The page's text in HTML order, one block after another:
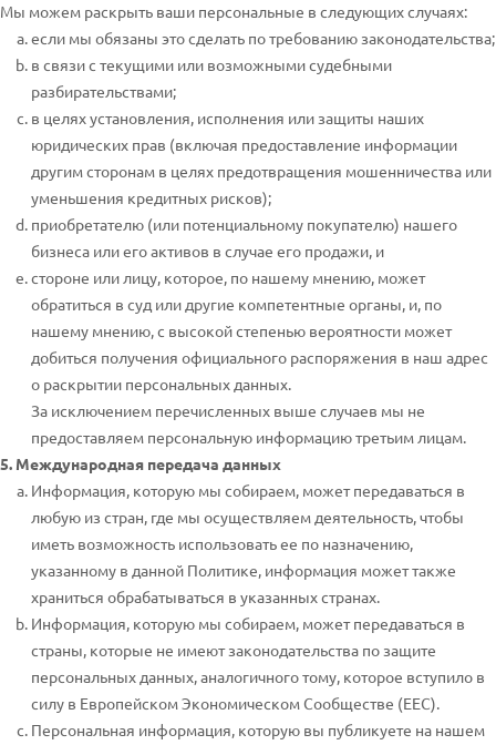
Мы можем раскрыть ваши персональные в следующих случаях:
если мы обязаны это сделать по требованию законодательства;
в связи с текущими или возможными судебными
разбирательствами;
в целях установления, исполнения или защиты наших
юридических прав (включая предоставление информации
другим сторонам в целях предотвращения мошенничества или
уменьшения кредитных рисков);
приобретателю (или потенциальному покупателю) нашего
бизнеса или его активов в случае его продажи, и
стороне или лицу, которое, по нашему мнению, может
обратиться в суд или другие компетентные органы, и, по
нашему мнению, с высокой степенью вероятности может
добиться получения официального распоряжения в наш адрес
о раскрытии персональных данных.
За исключением перечисленных выше случаев мы не
предоставляем персональную информацию третьим лицам.
5. Международная передача данных
Информация, которую мы собираем, может передаваться в
любую из стран, где мы осуществляем деятельность, чтобы
иметь возможность использовать ее по назначению,
указанному в данной Политике, информация может также
храниться обрабатываться в указанных странах.
Информация, которую мы собираем, может передаваться в
страны, которые не имеют законодательства по защите
персональных данных, аналогичного тому, которое вступило в
силу в Европейском Экономическом Сообществе (EEC).
Персональная информация, которую вы публикуете на нашем